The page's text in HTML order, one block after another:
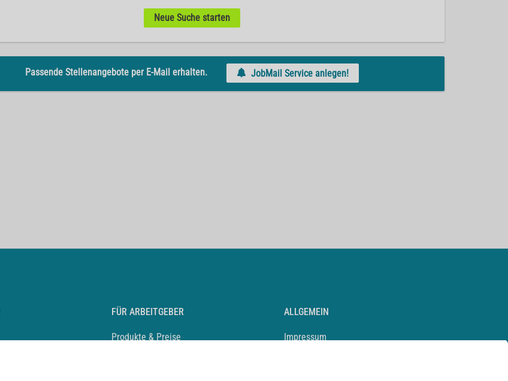
Neue Suche starten
Passende Stellenangebote per E-Mail erhalten. JobMail Service anlegen!
FÜR ARBEITGEBER
Produkte & Preise
ALLGEMEIN
Impressum